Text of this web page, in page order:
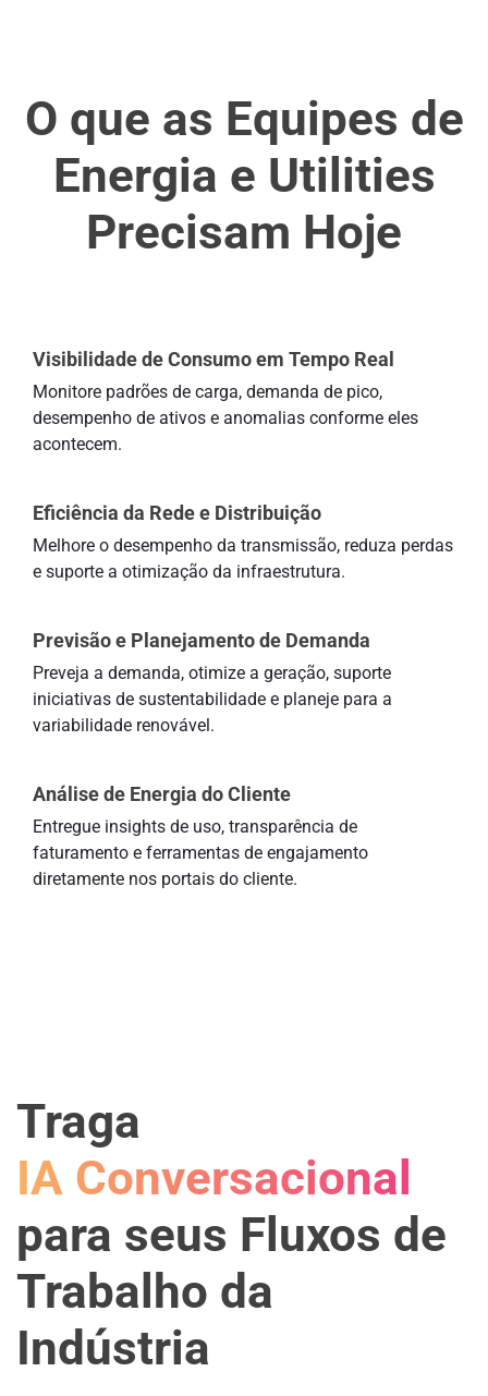
O que as Equipes de
Energia e Utilities
Precisam Hoje
Visibilidade de Consumo em Tempo Real
Monitore padrões de carga, demanda de pico,
desempenho de ativos e anomalias conforme eles
acontecem.
Eficiência da Rede e Distribuição
Melhore o desempenho da transmissão, reduza perdas
e suporte a otimização da infraestrutura.
Previsão e Planejamento de Demanda
Preveja a demanda, otimize a geração, suporte
iniciativas de sustentabilidade e planeje para a
variabilidade renovável.
Análise de Energia do Cliente
Entregue insights de uso, transparência de
faturamento e ferramentas de engajamento
diretamente nos portais do cliente.
Traga
IA Conversacional
para seus Fluxos de
Trabalho da
Indústria